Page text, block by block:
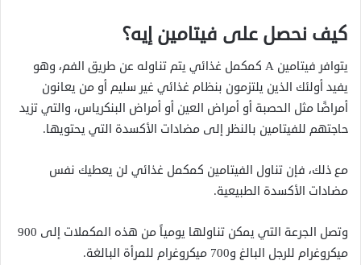
كيف نحصل على فيتامين إيه؟
يتوافر فيتامين A كمكمل غذائي يتم تناوله عن طريق الفم، وهو
يفيد أولئك الذين يلتزمون بنظام غذائي غير سليم أو من يعانون
أمراضًا مثل الحصبة أو أمراض العين أو أمراض البنكرياس، والتي تزيد
حاجتهم للفيتامين بالنظر إلى مضادات الأكسدة التي يحتويها.
مع ذلك، فإن تناول الفيتامين كمكمل غذائي لن يعطيك نفس
مضادات الأكسدة الطبيعية.
وتصل الجرعة التي يمكن تناولها يومياً من هذه المكملات إلى 900
ميكروغرام للرجل البالغ و700 ميكروغرام للمرأة البالغة.